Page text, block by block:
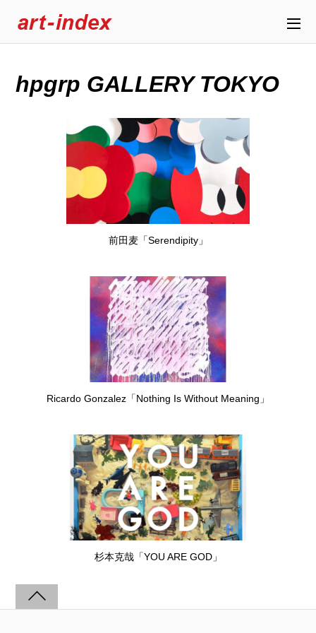
hpgrp GALLERY TOKYO
前田麦「Serendipity」
Ricardo Gonzalez「Nothing Is Without Meaning」
杉本克哉「YOU ARE GOD」